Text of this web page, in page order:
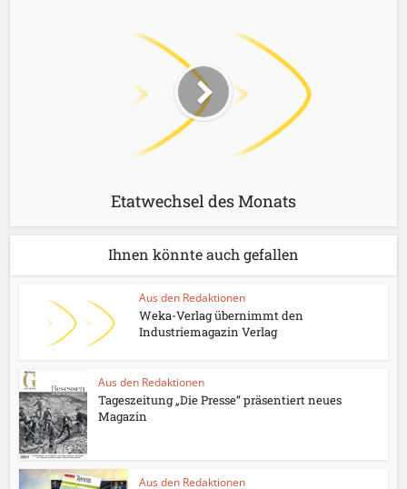
Etatwechsel des Monats
Ihnen könnte auch gefallen
Aus den Redaktionen
Weka-Verlag übernimmt den
Industriemagazin Verlag
Aus den Redaktionen
Tageszeitung „Die Presse“ präsentiert neues
Magazin
Aus den Redaktionen